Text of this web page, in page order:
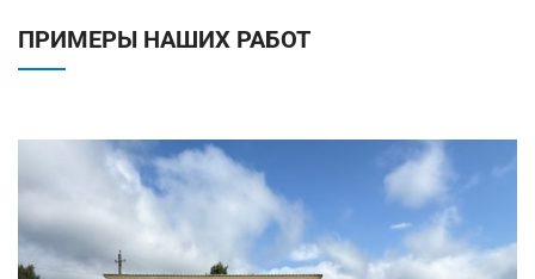
ПРИМЕРЫ НАШИХ РАБОТ